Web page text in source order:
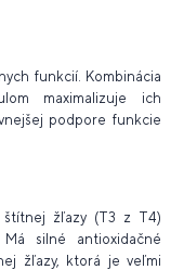
funkcií. Kombinácia
maximalizuje ich
podpore funkcie
štítnej žľazy (T3 z T4)
Má silné antioxidačné
žľazy, ktorá je veľmi